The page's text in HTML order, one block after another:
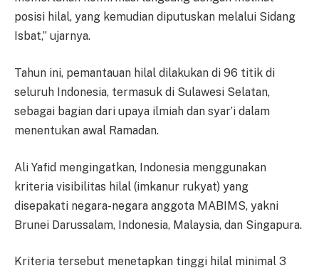
posisi hilal, yang kemudian diputuskan melalui Sidang
Isbat,” ujarnya.
Tahun ini, pemantauan hilal dilakukan di 96 titik di
seluruh Indonesia, termasuk di Sulawesi Selatan,
sebagai bagian dari upaya ilmiah dan syar’i dalam
menentukan awal Ramadan.
Ali Yafid mengingatkan, Indonesia menggunakan
kriteria visibilitas hilal (imkanur rukyat) yang
disepakati negara-negara anggota MABIMS, yakni
Brunei Darussalam, Indonesia, Malaysia, dan Singapura.
Kriteria tersebut menetapkan tinggi hilal minimal 3